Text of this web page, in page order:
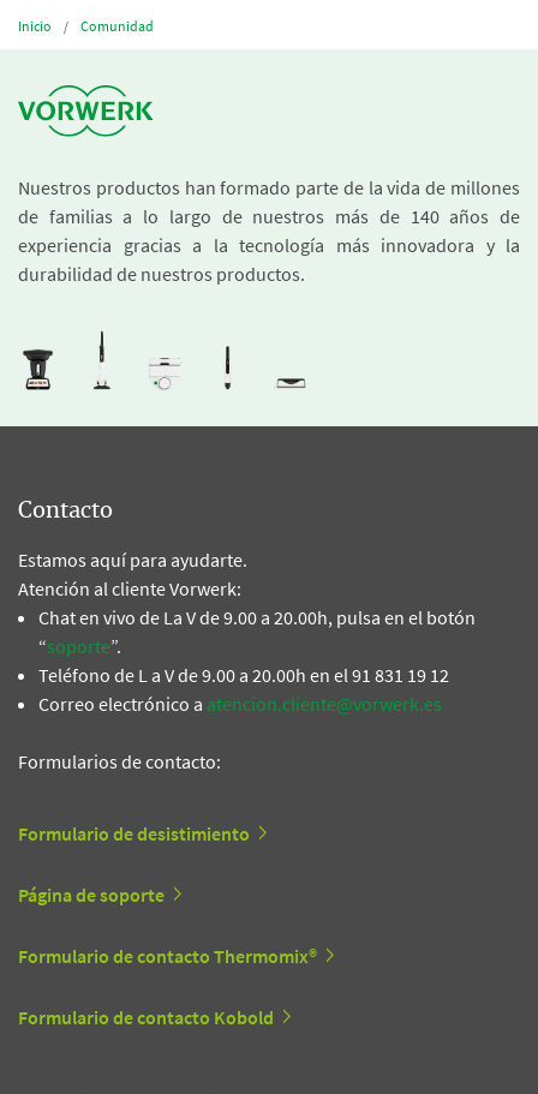
Inicio Comunidad
Nuestros productos han formado parte de la vida de millones
de familias a lo largo de nuestros más de 140 años de
experiencia gracias a la tecnología más innovadora y la
durabilidad de nuestros productos.
Contacto
Estamos aquí para ayudarte.
Atención al cliente Vorwerk:
Chat en vivo de La V de 9.00 a 20.00h, pulsa en el botón
“soporte”.
Teléfono de L a V de 9.00 a 20.00h en el 91 831 19 12
Correo electrónico a atencion.cliente@vorwerk.es
Formularios de contacto:
Formulario de desistimiento
Página de soporte
Formulario de contacto Thermomix®
Formulario de contacto Kobold